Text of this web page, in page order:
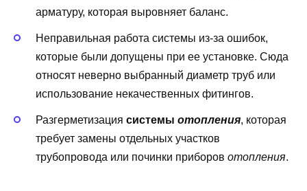
арматуру, которая выровняет баланс.
Неправильная работа системы из-за ошибок,
которые были допущены при ее установке. Сюда
относят неверно выбранный диаметр труб или
использование некачественных фитингов.
Разгерметизация системы отопления, которая
требует замены отдельных участков
трубопровода или починки приборов отопления.